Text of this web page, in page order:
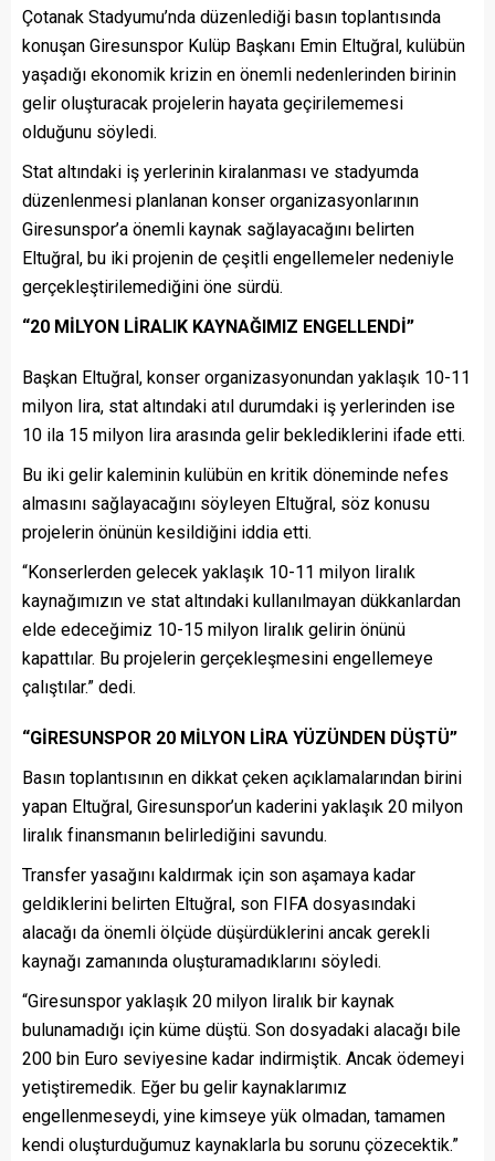
Çotanak Stadyumu’nda düzenlediği basın toplantısında
konuşan Giresunspor Kulüp Başkanı Emin Eltuğral, kulübün
yaşadığı ekonomik krizin en önemli nedenlerinden birinin
gelir oluşturacak projelerin hayata geçirilememesi
olduğunu söyledi.
Stat altındaki iş yerlerinin kiralanması ve stadyumda
düzenlenmesi planlanan konser organizasyonlarının
Giresunspor’a önemli kaynak sağlayacağını belirten
Eltuğral, bu iki projenin de çeşitli engellemeler nedeniyle
gerçekleştirilemediğini öne sürdü.
“20 MİLYON LİRALIK KAYNAĞIMIZ ENGELLENDİ”
Başkan Eltuğral, konser organizasyonundan yaklaşık 10-11
milyon lira, stat altındaki atıl durumdaki iş yerlerinden ise
10 ila 15 milyon lira arasında gelir beklediklerini ifade etti.
Bu iki gelir kaleminin kulübün en kritik döneminde nefes
almasını sağlayacağını söyleyen Eltuğral, söz konusu
projelerin önünün kesildiğini iddia etti.
“Konserlerden gelecek yaklaşık 10-11 milyon liralık
kaynağımızın ve stat altındaki kullanılmayan dükkanlardan
elde edeceğimiz 10-15 milyon liralık gelirin önünü
kapattılar. Bu projelerin gerçekleşmesini engellemeye
çalıştılar.” dedi.
“GİRESUNSPOR 20 MİLYON LİRA YÜZÜNDEN DÜŞTÜ”
Basın toplantısının en dikkat çeken açıklamalarından birini
yapan Eltuğral, Giresunspor’un kaderini yaklaşık 20 milyon
liralık finansmanın belirlediğini savundu.
Transfer yasağını kaldırmak için son aşamaya kadar
geldiklerini belirten Eltuğral, son FIFA dosyasındaki
alacağı da önemli ölçüde düşürdüklerini ancak gerekli
kaynağı zamanında oluşturamadıklarını söyledi.
“Giresunspor yaklaşık 20 milyon liralık bir kaynak
bulunamadığı için küme düştü. Son dosyadaki alacağı bile
200 bin Euro seviyesine kadar indirmiştik. Ancak ödemeyi
yetiştiremedik. Eğer bu gelir kaynaklarımız
engellenmeseydi, yine kimseye yük olmadan, tamamen
kendi oluşturduğumuz kaynaklarla bu sorunu çözecektik.”